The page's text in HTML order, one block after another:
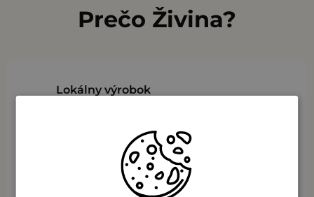
Prečo Živina?
Lokálny výrobok
Čerstvosť sa pozná